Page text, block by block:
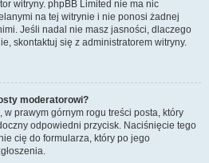
witryny. phpBB Limited nie ma nic
na tej witrynie i nie ponosi żadnej
Jeśli nadal nie masz jasności, dlaczego
skontaktuj się z administratorem witryny.
moderatorowi?
w prawym górnym rogu treści posta, który
odpowiedni przycisk. Naciśnięcie tego
cię do formularza, który po jego